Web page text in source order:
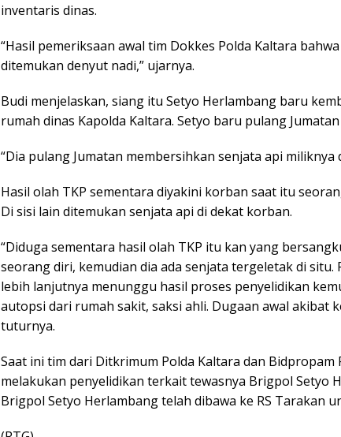
inventaris dinas.
“Hasil pemeriksaan awal tim Dokkes Polda Kaltara
ditemukan denyut nadi,” ujarnya.
Budi menjelaskan, siang itu Setyo Herlambang baru
rumah dinas Kapolda Kaltara. Setyo baru pulang
“Dia pulang Jumatan membersihkan senjata api miliknya
Hasil olah TKP sementara diyakini korban saat itu
Di sisi lain ditemukan senjata api di dekat korban.
“Diduga sementara hasil olah TKP itu kan yang
seorang diri, kemudian dia ada senjata tergeletak di
lebih lanjutnya menunggu hasil proses penyelidikan
autopsi dari rumah sakit, saksi ahli. Dugaan awal akibat
tuturnya.
Saat ini tim dari Ditkrimum Polda Kaltara dan Bidpropam
melakukan penyelidikan terkait tewasnya Brigpol Setyo
Brigpol Setyo Herlambang telah dibawa ke RS Tarakan